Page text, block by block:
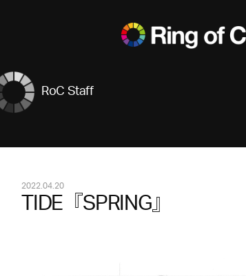
RoC Staff
2022.04.20
TIDE『SPRING』